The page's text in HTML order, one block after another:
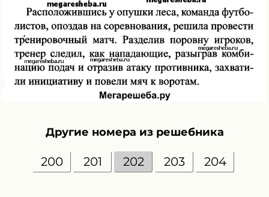
Другие номера из решебника
200 201 202 203 204